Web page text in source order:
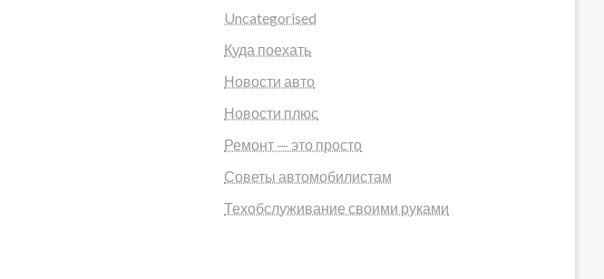
Uncategorised
Куда поехать
Новости авто
Новости плюс
Ремонт — это просто
Советы автомобилистам
Техобслуживание своими руками